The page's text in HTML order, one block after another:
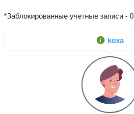
*Заблокированные учетные записи - 0
koxa